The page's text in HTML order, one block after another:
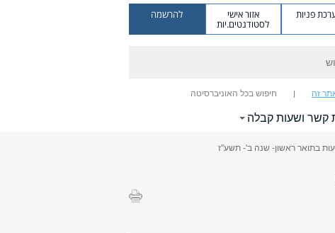
פניות אזור אישי
לסטודנטים.יות
להרשמה
זה חיפוש בכל האוניברסיטה
קשר ושעות קבלה
בתואר ראשון- שנה ב'- תשע"ז